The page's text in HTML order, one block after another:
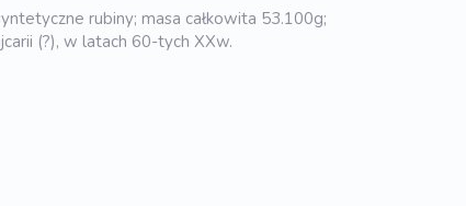
rubiny; masa całkowita 53.100g;
(?), w latach 60-tych XXw.